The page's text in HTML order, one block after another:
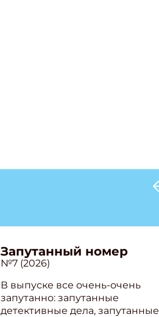
Запутанный номер
№7 (2026)
В выпуске все очень-очень
запутанно: запутанные
детективные дела, запутанные